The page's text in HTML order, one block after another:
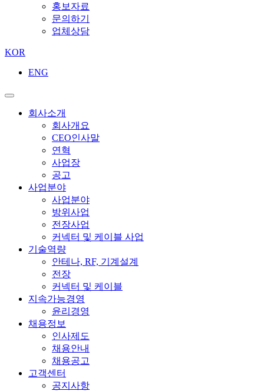
홍보자료
문의하기
업체상담
KOR
ENG
회사소개
회사개요
CEO인사말
연혁
사업장
공고
사업분야
사업분야
방위사업
전장사업
커넥터 및 케이블 사업
기술역량
안테나, RF, 기계설계
전장
커넥터 및 케이블
지속가능경영
윤리경영
채용정보
인사제도
채용안내
채용공고
고객센터
공지사항